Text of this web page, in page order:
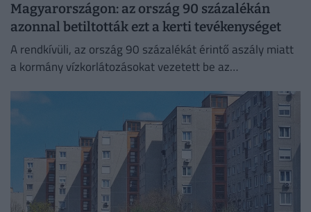
Magyarországon: az ország 90 százalékán
azonnal betiltották ezt a kerti tevékenységet
A rendkívüli, az ország 90 százalékát érintő aszály miatt
a kormány vízkorlátozásokat vezetett be az
biztosítása érdekében.